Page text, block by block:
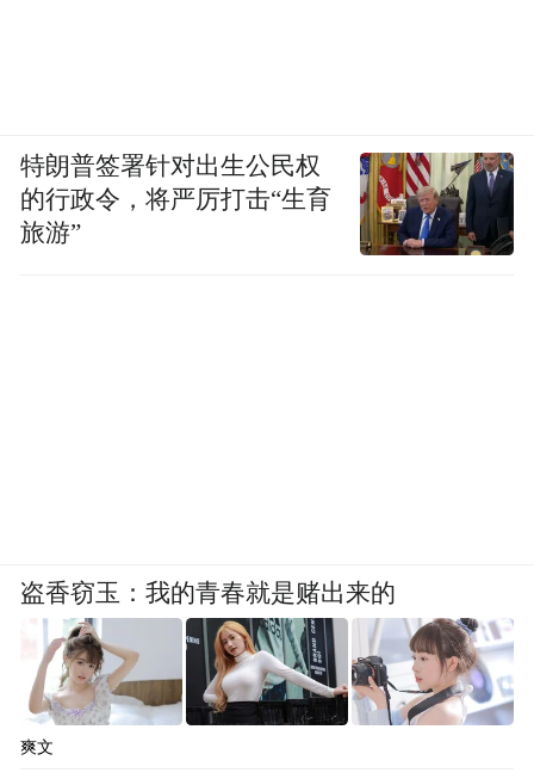
特朗普签署针对出生公民权
的行政令，将严厉打击“生育
旅游”
盗香窃玉：我的青春就是赌出来的
爽文